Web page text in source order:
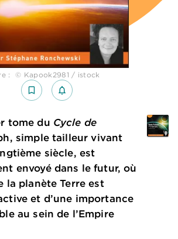
: © Kapook2981 / istock
bookmark_border notifications_none_outlined
tome du Cycle de
simple tailleur vivant
siècle, est
envoyé dans le futur, où
la planète Terre est
et d’une importance
au sein de l’Empire